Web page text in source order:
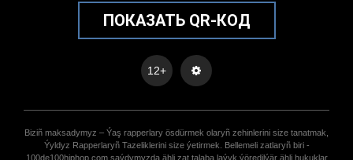
ПОКАЗАТЬ QR-КОД
12+
Biziñ maksadymyz – Ýaş rapperlary ösdürmek olaryñ zehinlerini size tanatmak,
Ýyldyz Rapperlaryñ Tazeliklerini size ýetirmek. Bellemeli zatlaryñ biri -
100de100hiphop.com saýdymyzda ähli zat talaba laýyk ýöredilýär ähli hukuklar